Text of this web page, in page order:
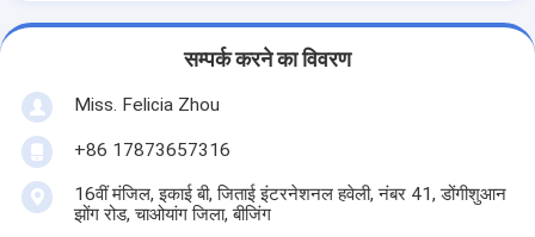
सम्पर्क करने का विवरण
Miss. Felicia Zhou
+86 17873657316
16वीं मंजिल, इकाई बी, जिताई इंटरनेशनल हवेली, नंबर 41, डोंगीशुआन
झोंग रोड, चाओयांग जिला, बीजिंग